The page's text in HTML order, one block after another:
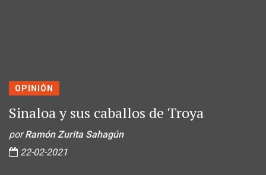
OPINIÓN
Sinaloa y sus caballos de Troya
porRamón Zurita Sahagún
22-02-2021